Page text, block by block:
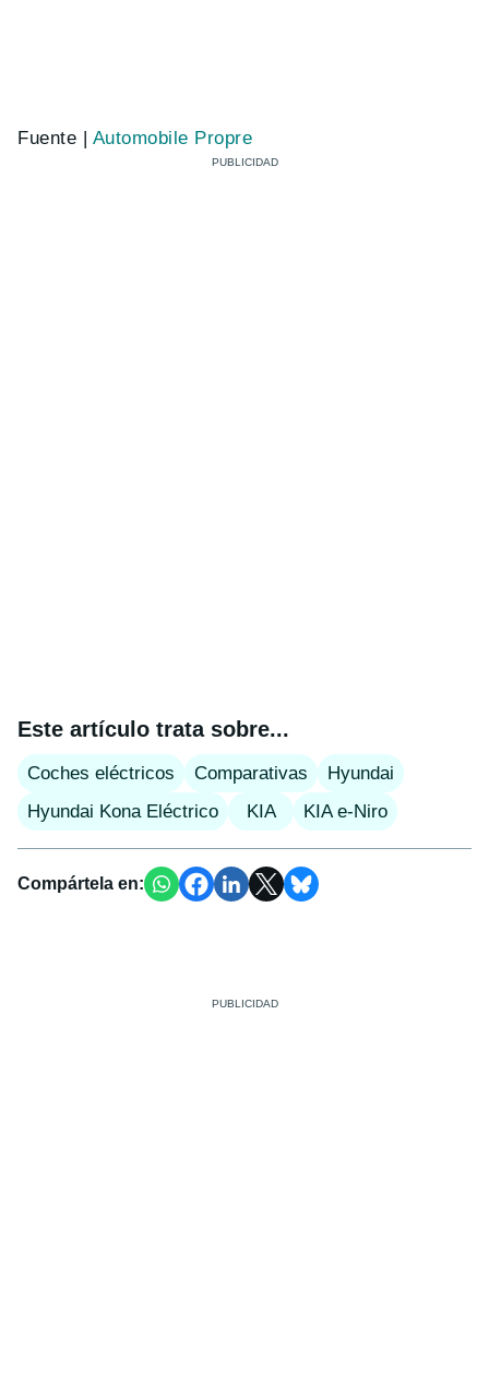
Fuente | Automobile Propre
Este artículo trata sobre...
Coches eléctricos Comparativas
Hyundai
Hyundai Kona Eléctrico
KIA KIA e-Niro
Compártela en: